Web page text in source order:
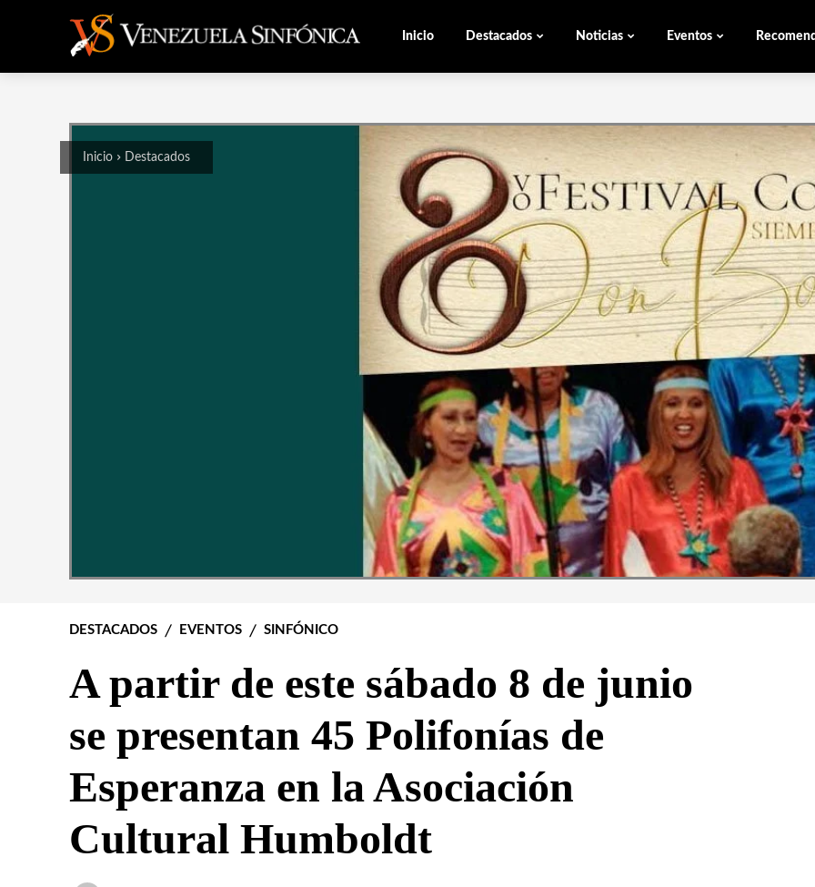
Inicio Destacados Noticias Eventos
Inicio Destacados
DESTACADOS EVENTOS SINFÓNICO
A partir de este sábado 8 de junio
se presentan 45 Polifonías de
Esperanza en la Asociación
Cultural Humboldt